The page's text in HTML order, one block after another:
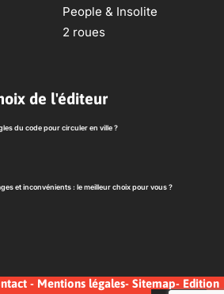
People & Insolite
2 roues
de l'éditeur
du code pour circuler en ville ?
et inconvénients : le meilleur choix pour vous ?
- Mentions légales- Sitemap- Edition